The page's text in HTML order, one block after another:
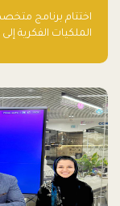
اختتام برنامج
الملكيات الفكرية